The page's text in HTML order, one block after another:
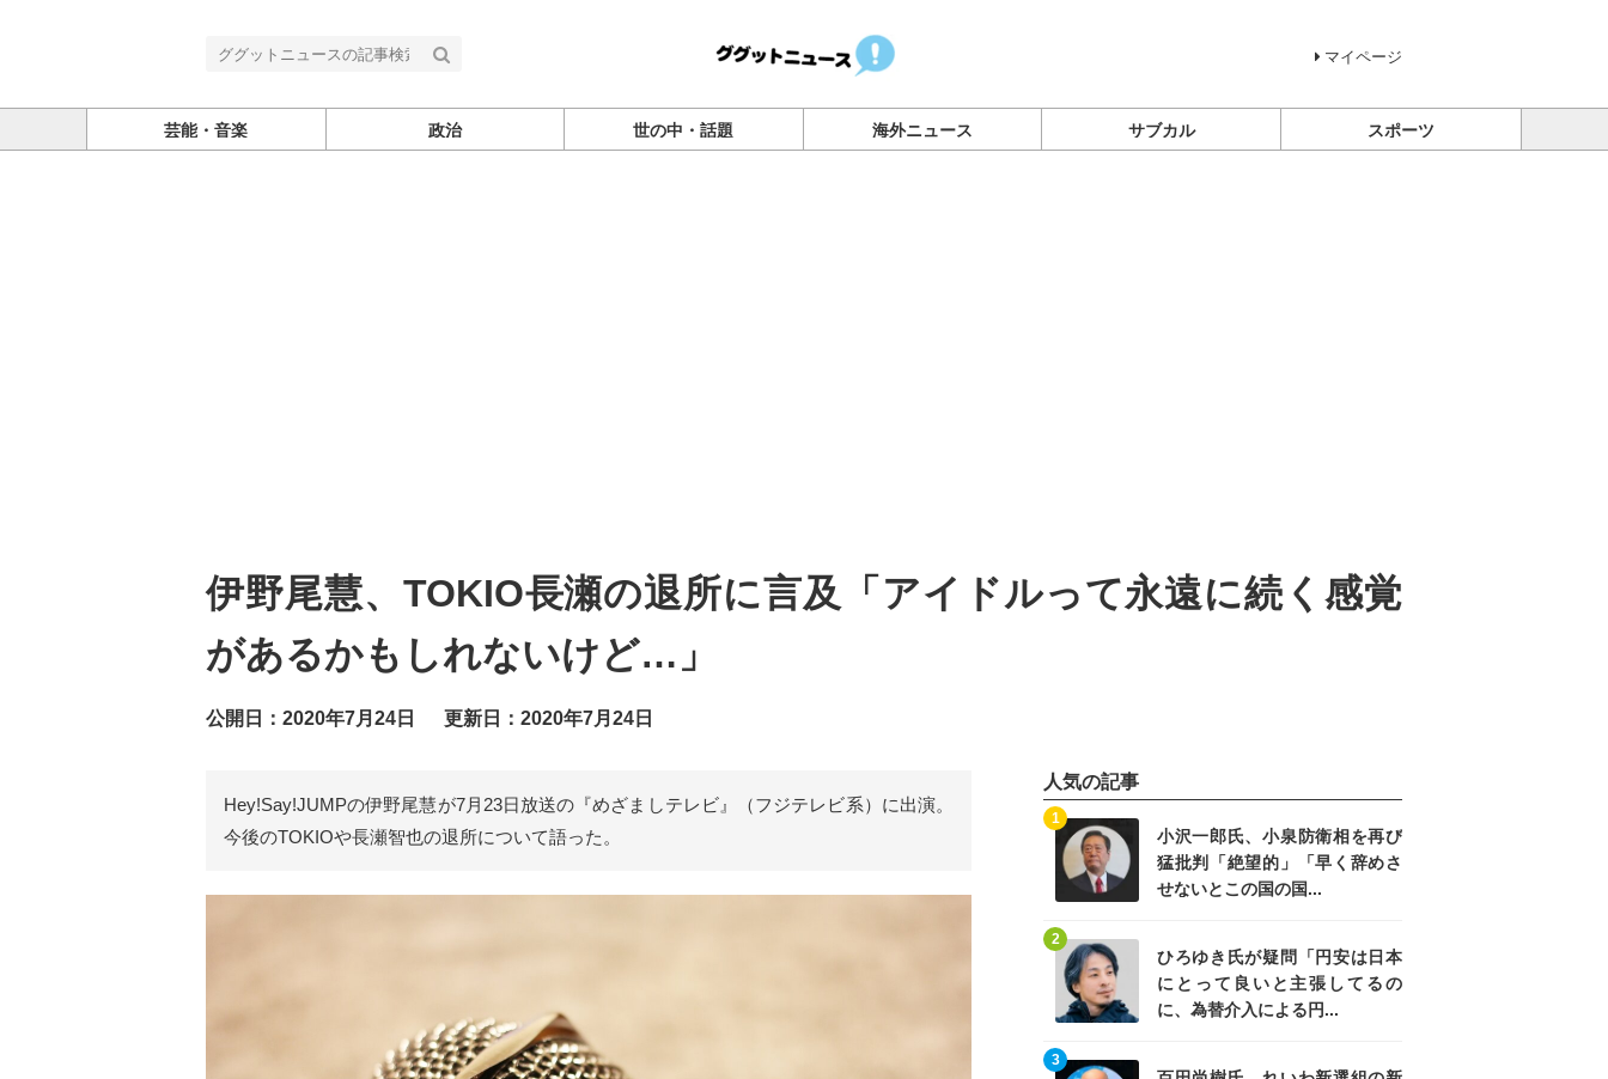
マイページ
芸能・音楽 政治 世の中・話題 海外ニュース サブカル スポーツ
伊野尾慧、TOKIO長瀬の退所に言及「アイドルって永遠に続く感覚
があるかもしれないけど…」
公開日：2020年7月24日 更新日：2020年7月24日
Hey!Say!JUMPの伊野尾慧が7月23日放送の『めざましテレビ』（フジテレビ系）に出演。
今後のTOKIOや長瀬智也の退所について語った。
人気の記事
小沢一郎氏、小泉防衛相を再び
猛批判「絶望的」「早く辞めさ
せないとこの国の国...
1
ひろゆき氏が疑問「円安は日本
にとって良いと主張してるの
に、為替介入による円...
2
3